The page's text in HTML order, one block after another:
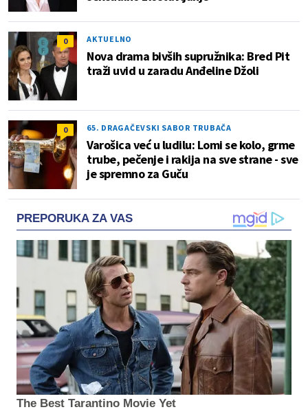
0 AKTUELNO
Nova drama bivših supružnika: Bred Pit
traži uvid u zaradu Anđeline Džoli
0 65. DRAGAČEVSKI SABOR TRUBAČA
Varošica već u ludilu: Lomi se kolo, grme
trube, pečenje i rakija na sve strane - sve
je spremno za Guču
PREPORUKA ZA VAS
The Best Tarantino Movie Yet